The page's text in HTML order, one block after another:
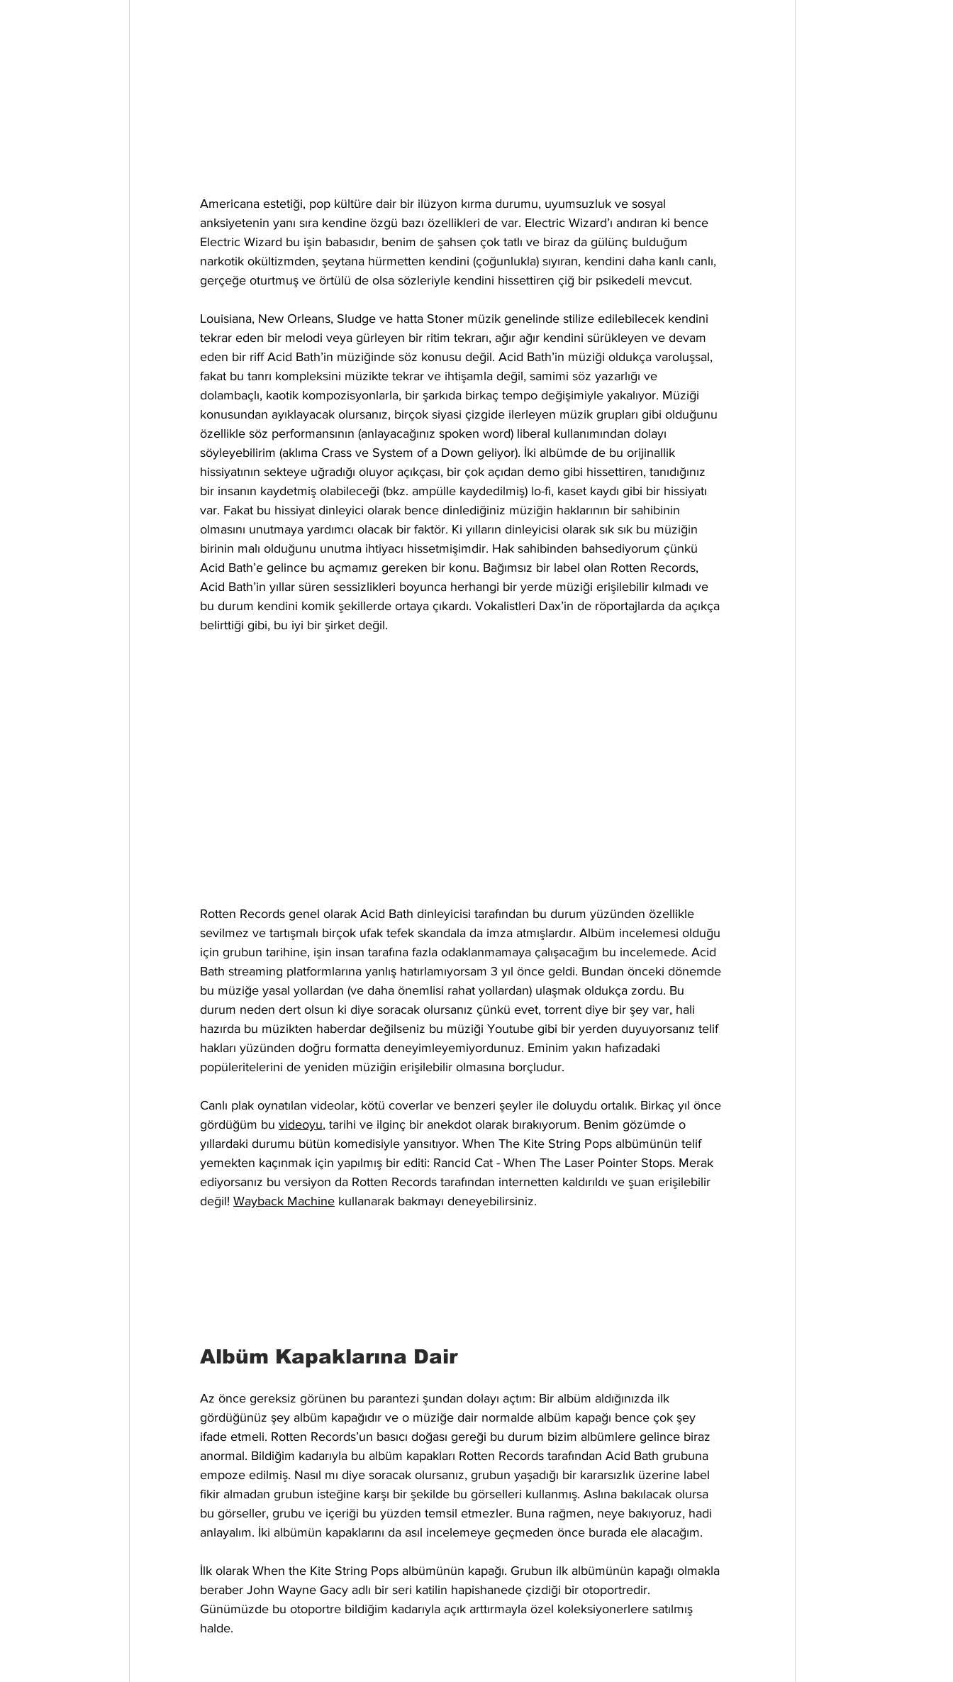
Americana estetiği, pop kültüre dair bir ilüzyon kırma durumu, uyumsuzluk ve sosyal
anksiyetenin yanı sıra kendine özgü bazı özellikleri de var. Electric Wizard’ı andıran ki bence
Electric Wizard bu işin babasıdır, benim de şahsen çok tatlı ve biraz da gülünç bulduğum
narkotik okültizmden, şeytana hürmetten kendini (çoğunlukla) sıyıran, kendini daha kanlı canlı,
gerçeğe oturtmuş ve örtülü de olsa sözleriyle kendini hissettiren çiğ bir psikedeli mevcut.
Louisiana, New Orleans, Sludge ve hatta Stoner müzik genelinde stilize edilebilecek kendini
tekrar eden bir melodi veya gürleyen bir ritim tekrarı, ağır ağır kendini sürükleyen ve devam
eden bir riff Acid Bath’in müziğinde söz konusu değil. Acid Bath’in müziği oldukça varoluşsal,
fakat bu tanrı kompleksini müzikte tekrar ve ihtişamla değil, samimi söz yazarlığı ve
dolambaçlı, kaotik kompozisyonlarla, bir şarkıda birkaç tempo değişimiyle yakalıyor. Müziği
konusundan ayıklayacak olursanız, birçok siyasi çizgide ilerleyen müzik grupları gibi olduğunu
özellikle söz performansının (anlayacağınız spoken word) liberal kullanımından dolayı
söyleyebilirim (aklıma Crass ve System of a Down geliyor). İki albümde de bu orijinallik
hissiyatının sekteye uğradığı oluyor açıkçası, bir çok açıdan demo gibi hissettiren, tanıdığınız
bir insanın kaydetmiş olabileceği (bkz. ampülle kaydedilmiş) lo-fi, kaset kaydı gibi bir hissiyatı
var. Fakat bu hissiyat dinleyici olarak bence dinlediğiniz müziğin haklarının bir sahibinin
olmasını unutmaya yardımcı olacak bir faktör. Ki yılların dinleyicisi olarak sık sık bu müziğin
birinin malı olduğunu unutma ihtiyacı hissetmişimdir. Hak sahibinden bahsediyorum çünkü
Acid Bath’e gelince bu açmamız gereken bir konu. Bağımsız bir label olan Rotten Records,
Acid Bath’in yıllar süren sessizlikleri boyunca herhangi bir yerde müziği erişilebilir kılmadı ve
bu durum kendini komik şekillerde ortaya çıkardı. Vokalistleri Dax’in de röportajlarda da açıkça
belirttiği gibi, bu iyi bir şirket değil.
Rotten Records genel olarak Acid Bath dinleyicisi tarafından bu durum yüzünden özellikle
sevilmez ve tartışmalı birçok ufak tefek skandala da imza atmışlardır. Albüm incelemesi olduğu
için grubun tarihine, işin insan tarafına fazla odaklanmamaya çalışacağım bu incelemede. Acid
Bath streaming platformlarına yanlış hatırlamıyorsam 3 yıl önce geldi. Bundan önceki dönemde
bu müziğe yasal yollardan (ve daha önemlisi rahat yollardan) ulaşmak oldukça zordu. Bu
durum neden dert olsun ki diye soracak olursanız çünkü evet, torrent diye bir şey var, hali
hazırda bu müzikten haberdar değilseniz bu müziği Youtube gibi bir yerden duyuyorsanız telif
hakları yüzünden doğru formatta deneyimleyemiyordunuz. Eminim yakın hafızadaki
popüleritelerini de yeniden müziğin erişilebilir olmasına borçludur.
Canlı plak oynatılan videolar, kötü coverlar ve benzeri şeyler ile doluydu ortalık. Birkaç yıl önce
gördüğüm bu videoyu, tarihi ve ilginç bir anekdot olarak bırakıyorum. Benim gözümde o
yıllardaki durumu bütün komedisiyle yansıtıyor. When The Kite String Pops albümünün telif
yemekten kaçınmak için yapılmış bir editi: Rancid Cat - When The Laser Pointer Stops. Merak
ediyorsanız bu versiyon da Rotten Records tarafından internetten kaldırıldı ve şuan erişilebilir
değil! Wayback Machine kullanarak bakmayı deneyebilirsiniz.
Albüm Kapaklarına Dair
Az önce gereksiz görünen bu parantezi şundan dolayı açtım: Bir albüm aldığınızda ilk
gördüğünüz şey albüm kapağıdır ve o müziğe dair normalde albüm kapağı bence çok şey
ifade etmeli. Rotten Records’un basıcı doğası gereği bu durum bizim albümlere gelince biraz
anormal. Bildiğim kadarıyla bu albüm kapakları Rotten Records tarafından Acid Bath grubuna
empoze edilmiş. Nasıl mı diye soracak olursanız, grubun yaşadığı bir kararsızlık üzerine label
fikir almadan grubun isteğine karşı bir şekilde bu görselleri kullanmış. Aslına bakılacak olursa
bu görseller, grubu ve içeriği bu yüzden temsil etmezler. Buna rağmen, neye bakıyoruz, hadi
anlayalım. İki albümün kapaklarını da asıl incelemeye geçmeden önce burada ele alacağım.
İlk olarak When the Kite String Pops albümünün kapağı. Grubun ilk albümünün kapağı olmakla
beraber John Wayne Gacy adlı bir seri katilin hapishanede çizdiği bir otoportredir.
Günümüzde bu otoportre bildiğim kadarıyla açık arttırmayla özel koleksiyonerlere satılmış
halde.